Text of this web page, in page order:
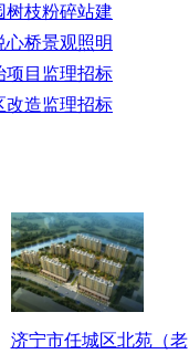
树枝粉碎站建
心桥景观照明
项目监理招标
改造监理招标
济宁市任城区北苑（老